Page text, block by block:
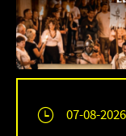
07-08-2026